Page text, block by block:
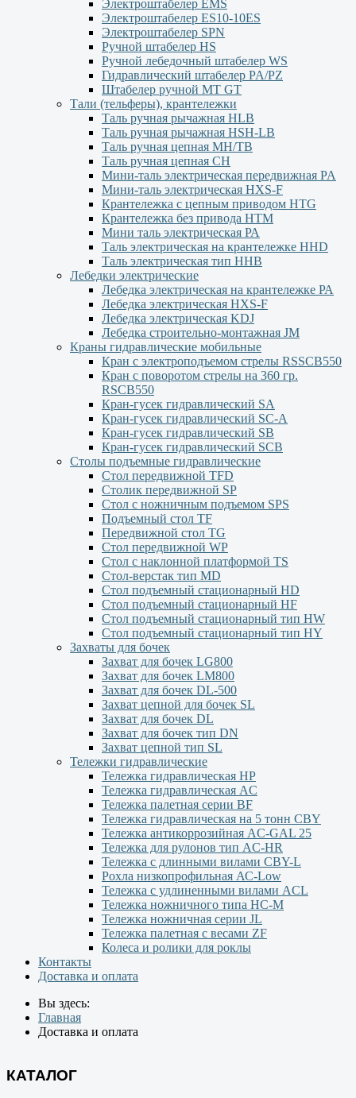
Электроштабелер EMS
Электроштабелер ES10-10ES
Электроштабелер SPN
Ручной штабелер HS
Ручной лебедочный штабелер WS
Гидравлический штабелер PA/PZ
Штабелер ручной MT GT
Тали (тельферы), крантележки
Таль ручная рычажная HLB
Таль ручная рычажная HSH-LB
Таль ручная цепная MH/TB
Таль ручная цепная СН
Мини-таль электрическая передвижная PA
Мини-таль электрическая HXS-F
Крантележка с цепным приводом HTG
Крантележка без привода HTM
Мини таль электрическая РА
Таль электрическая на крантележке HHD
Таль электрическая тип HHB
Лебедки электрические
Лебедка электрическая на крантележке РА
Лебедка электрическая HXS-F
Лебедка электрическая KDJ
Лебедка строительно-монтажная JM
Краны гидравлические мобильные
Кран с электроподъемом стрелы RSSCB550
Кран с поворотом стрелы на 360 гр.
RSCB550
Кран-гусек гидравлический SA
Кран-гусек гидравлический SC-A
Кран-гусек гидравлический SB
Кран-гусек гидравлический SCB
Столы подъемные гидравлические
Стол передвижной TFD
Столик передвижной SP
Стол с ножничным подъемом SPS
Подъемный стол TF
Передвижной стол TG
Стол передвижной WP
Стол с наклонной платформой TS
Стол-верстак тип MD
Стол подъемный стационарный HD
Стол подъемный стационарный HF
Стол подъемный стационарный тип HW
Стол подъемный стационарный тип HY
Захваты для бочек
Захват для бочек LG800
Захват для бочек LM800
Захват для бочек DL-500
Захват цепной для бочек SL
Захват для бочек DL
Захват для бочек тип DN
Захват цепной тип SL
Тележки гидравлические
Тележка гидравлическая НР
Тележка гидравлическая AC
Тележка палетная серии ВF
Тележка гидравлическая на 5 тонн CBY
Тележка антикоррозийная AC-GAL 25
Тележка для рулонов тип AC-HR
Тележка с длинными вилами CBY-L
Рохла низкопрофильная АС-Low
Тележка с удлиненными вилами АCL
Тележка ножничного типа HC-M
Тележка ножничная серии JL
Тележка палетная с весами ZF
Колеса и ролики для роклы
Контакты
Доставка и оплата
Вы здесь:
Главная
Доставка и оплата
КАТАЛОГ